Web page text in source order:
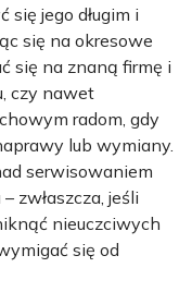
się jego długim i
się na okresowe
się na znaną firmę i
czy nawet
radom, gdy
lub wymiany.
serwisowaniem
zwłaszcza, jeśli
nieuczciwych
się od